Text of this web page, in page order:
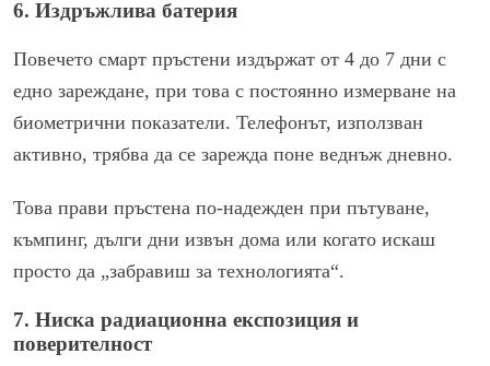
6. Издръжлива батерия
Повечето смарт пръстени издържат от 4 до 7 дни с
едно зареждане, при това с постоянно измерване на
биометрични показатели. Телефонът, използван
активно, трябва да се зарежда поне веднъж дневно.
Това прави пръстена по-надежден при пътуване,
къмпинг, дълги дни извън дома или когато искаш
просто да „забравиш за технологията“.
7. Ниска радиационна експозиция и
поверителност